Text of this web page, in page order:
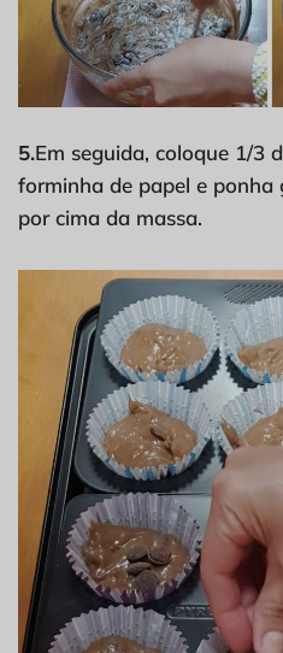
5.Em seguida, coloque 1/3
forminha de papel e ponha
por cima da massa.